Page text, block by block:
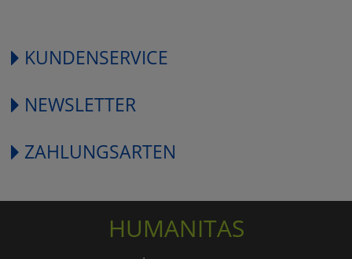
KUNDENSERVICE
NEWSLETTER
ZAHLUNGSARTEN
HUMANITAS